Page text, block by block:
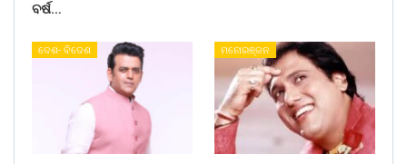
ବର୍ଷ…
ଦେଶ- ବିଦେଶ ମନୋରଞ୍ଜନ